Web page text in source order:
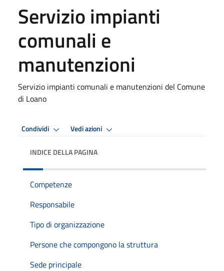
Servizio impianti
comunali e
manutenzioni
Servizio impianti comunali e manutenzioni del Comune
di Loano
Condividi Vedi azioni
INDICE DELLA PAGINA
Competenze
Responsabile
Tipo di organizzazione
Persone che compongono la struttura
Sede principale